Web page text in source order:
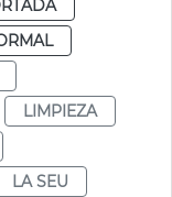
LIMPIEZA
LA SEU